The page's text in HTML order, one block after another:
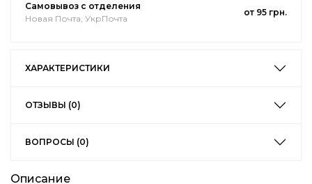
Самовывоз с отделения
Новая Почта, УкрПочта
от 95 грн.
ХАРАКТЕРИСТИКИ
ОТЗЫВЫ (0)
ВОПРОСЫ (0)
Описание